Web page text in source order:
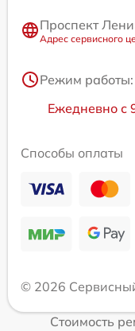
Проспект
Адрес сервисного
Режим работы:
Ежедневно с
Способы оплаты
© 2026
Стоимость